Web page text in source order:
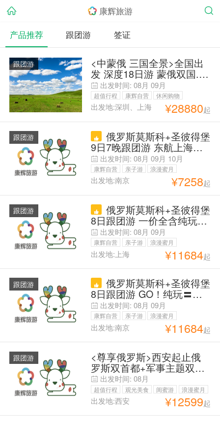
康辉旅游
产品推荐
跟团游 签证
跟团游 <中蒙俄 三国全景>全国出
发 深度18日游 蒙俄双国.蒙
俄跨国列车+西伯利亚大铁
路俄罗斯双首都+伊尔库茨
克+新西伯利亚全景
出发时间: 08月 09月
超值行程 康辉自营
休闲购物
观光美食
毕业季旅行 免签出游
出发地:深圳、上海 ¥28880起
跟团游 俄罗斯莫斯科+圣彼得堡
9日7晚跟团游 东航上海直
飞 免费联运 精品小团25人
【A线不含小费1500/人：冬
宫+夏宫花园+谢镇；B线：
四大宫+谢镇+游船；C线|四
大宫+谢镇+军港+大马戏
+游船，升级高铁】【四星
住宿+俄式品尝餐】
出发时间: 08月 09月 10月
康辉自营 亲子游
浪漫蜜月
父母安心游
出发地:南京 ¥7258起
跟团游 俄罗斯莫斯科+圣彼得堡
8日跟团游 一价全含纯玩〓
跟团免签【抢！限时预售-
送联运送中转住宿】军事迪
斯尼乐园+库宾卡坦克博物
馆+武装力量大教堂〓克宫
+叶宫+冬宫+夏宫花园【升
级 | 飞翔荷兰号+特色熏鱼
餐+俄罗斯家访】
出发时间: 08月 09月
康辉自营 亲子游
浪漫蜜月
父母安心游
出发地:上海 ¥11684起
跟团游 俄罗斯莫斯科+圣彼得堡
8日跟团游 GO！纯玩〓跟
团免签【抢！金秋时节-送
联运送中转住宿】军事迪斯
尼乐园+库宾卡坦克博物馆
+武装力量大教堂〓克宫
级 | 俄罗斯烤肉餐+埃尔金
岛+涅瓦河漫步】
出发时间: 08月 09月
康辉自营 亲子游
浪漫蜜月
父母安心游
出发地:南京 ¥11684起
跟团游 <尊享俄罗斯>西安起止俄
罗斯双首都+军事主题双飞9
日跟团游
出发时间: 08月
超值行程 观光美食 闺蜜游
浪漫蜜月
父母安心游
出发地:西安 ¥12599起